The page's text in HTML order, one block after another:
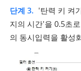
단계 3. '탄력 키 켜
지의 시간'을 0.5초
의 동시입력을 활성